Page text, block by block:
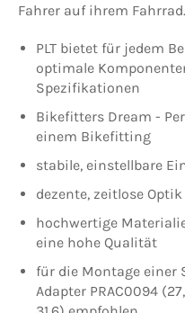
Fahrer auf ihrem Fahrrad.
PLT bietet für jedem
optimale
Spezifikationen
Bikefitters Dream -
einem Bikefitting
stabile, einstellbare
dezente, zeitlose Optik
hochwertige
eine hohe Qualität
für die Montage einer
Adapter PRAC0094